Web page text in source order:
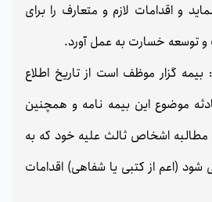
و اقدامات لازم و متعارف را برای
و توسعه خسارت به عمل آورد.
: بیمه گزار موظف است از تاریخ اطلاع
موضوع این بیمه نامه و همچنین
مطالبه اشخاص ثالث علیه خود که به
شود (اعم از کتبی یا شفاهی) اقدامات